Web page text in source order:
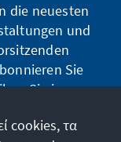
die neuesten
und
Sie
Sie immer
cookies, τα